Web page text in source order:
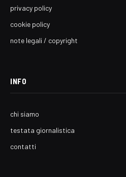
privacy policy
cookie policy
note legali / copyright
INFO
chi siamo
testata giornalistica
contatti